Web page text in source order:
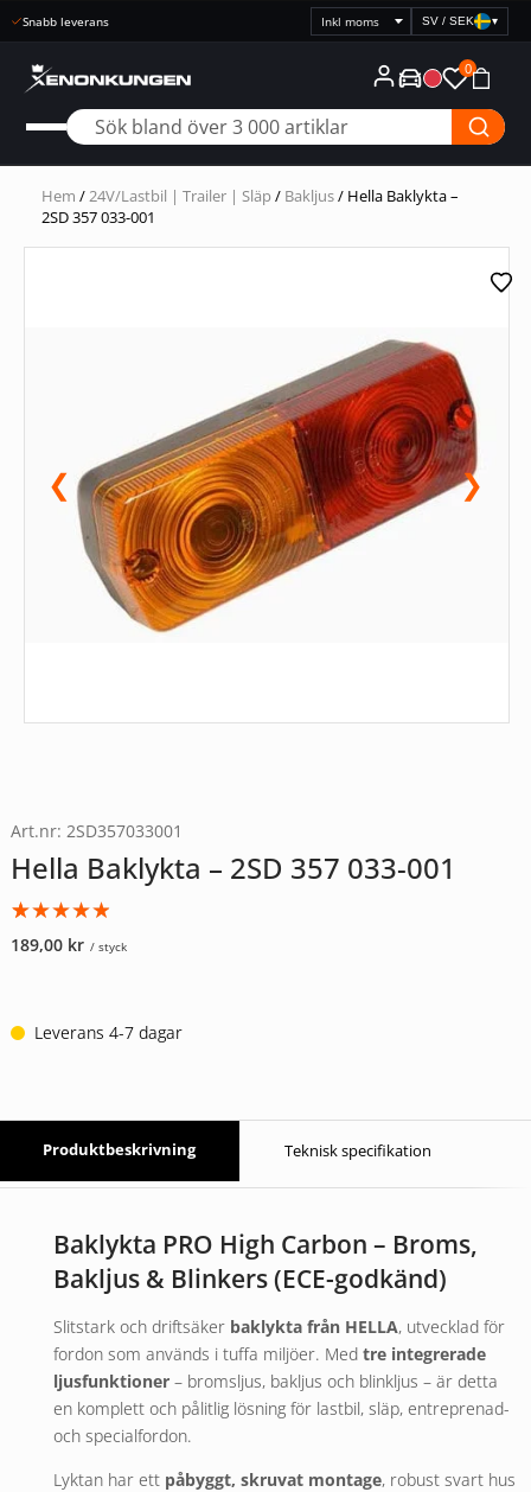
Snabb leverans
Välj
prisvisning
SV / SEK ▾
0
Hem /24V/Lastbil | Trailer | Släp/ Bakljus/ Hella Baklykta –
2SD 357 033-001
❮ ❯
Art.nr: 2SD357033001
Hella Baklykta – 2SD 357 033-001
Betygsatt
på
1
189,00 kr / styck
Leverans 4-7 dagar
Produktbeskrivning Teknisk specifikation
Baklykta PRO High Carbon – Broms,
Bakljus & Blinkers (ECE-godkänd)
Slitstark och driftsäker baklykta från HELLA, utvecklad för
fordon som används i tuffa miljöer. Med tre integrerade
ljusfunktioner– bromsljus, bakljus och blinkljus – är detta
en komplett och pålitlig lösning för lastbil, släp, entreprenad-
och specialfordon.
Lyktan har ett påbyggt, skruvat montage, robust svart hus